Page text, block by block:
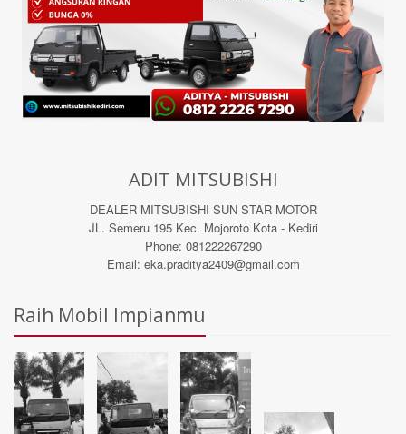
ADIT MITSUBISHI
DEALER MITSUBISHI SUN STAR MOTOR
JL. Semeru 195 Kec. Mojoroto Kota - Kediri
Phone: 081222267290
Email: eka.praditya2409@gmail.com
Raih Mobil Impianmu